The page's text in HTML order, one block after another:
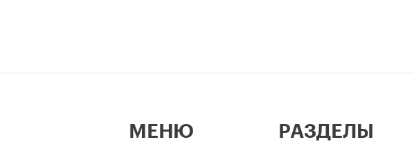
МЕНЮ РАЗДЕЛЫ